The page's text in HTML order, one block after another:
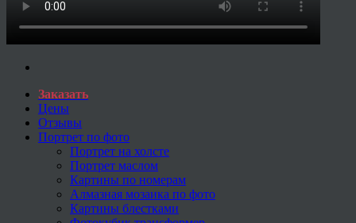
Заказать
Цены
Отзывы
Портрет по фото
Портрет на холсте
Портрет маслом
Картины по номерам
Алмазная мозаика по фото
Картины блестками